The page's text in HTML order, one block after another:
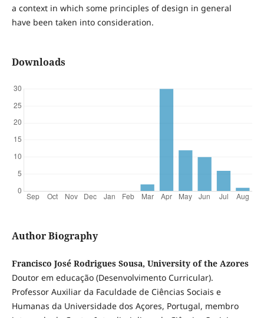
a context in which some principles of design in general
have been taken into consideration.
Downloads
Author Biography
Francisco José Rodrigues Sousa, University of the Azores
Doutor em educação (Desenvolvimento Curricular).
Professor Auxiliar da Faculdade de Ciências Sociais e
Humanas da Universidade dos Açores, Portugal, membro